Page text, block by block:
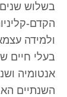
בשלוש
הקדם-
ולמידה
בעלי חיים
אנטומיה
השנתיים